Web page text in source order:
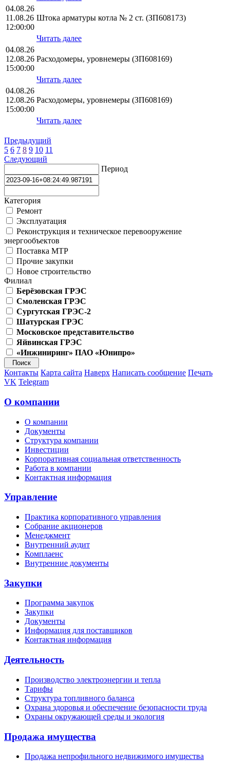
04.08.26
11.08.26
12:00:00
Штока арматуры котла № 2 ст. (ЗП608173)
Читать далее
04.08.26
12.08.26
15:00:00
Расходомеры, уровнемеры (ЗП608169)
Читать далее
04.08.26
12.08.26
15:00:00
Расходомеры, уровнемеры (ЗП608169)
Читать далее
Предыдущий
5 6 7 8 9 10 11
Следующий
Период
Категория
Ремонт
Эксплуатация
Реконструкция и техническое перевооружение
энергообъектов
Поставка МТР
Прочие закупки
Новое строительство
Филиал
Берёзовская ГРЭС
Смоленская ГРЭС
Сургутская ГРЭС-2
Шатурская ГРЭС
Московское представительство
Яйвинская ГРЭС
«Инжиниринг» ПАО «Юнипро»
Контакты Карта сайта Наверх Написать сообщение Печать
VK Telegram
О компании
О компании
Документы
Структура компании
Инвестиции
Корпоративная социальная ответственность
Работа в компании
Контактная информация
Управление
Практика корпоративного управления
Собрание акционеров
Менеджмент
Внутренний аудит
Комплаенс
Внутренние документы
Закупки
Программа закупок
Закупки
Документы
Информация для поставщиков
Контактная информация
Деятельность
Производство электроэнергии и тепла
Тарифы
Структура топливного баланса
Охрана здоровья и обеспечение безопасности труда
Охраны окружающей среды и экология
Продажа имущества
Продажа непрофильного недвижимого имущества